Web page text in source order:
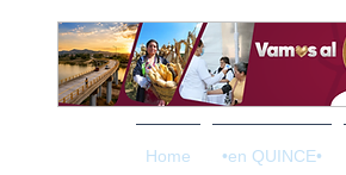
Home •en QUINCE•